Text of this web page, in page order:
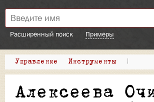
Расширенный поиск Примеры
Управление Инструменты |
Алексеева